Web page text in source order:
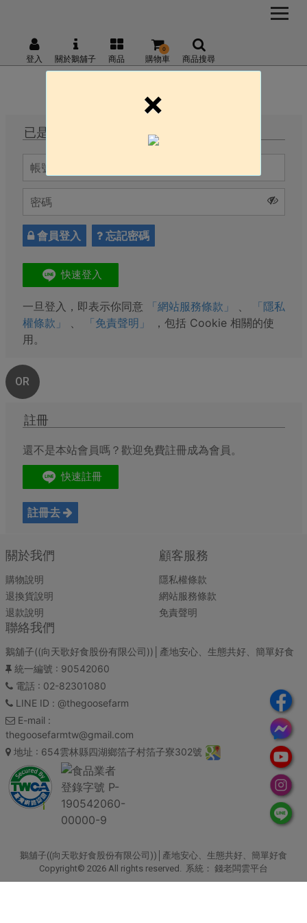
登入 關於鵝舖子 商品 購物車
0
商品搜尋
已是會員，直接登入
會員登入 忘記密碼
一旦登入，即表示你同意 「網站服務條款」
「隱私
權條款」
「免責聲明」
，包括 Cookie 相關的使
用。
OR
註冊
還不是本站會員嗎？歡迎免費註冊成為會員。
註冊去
關於我們
購物說明
退換貨說明
退款說明
顧客服務
隱私權條款
網站服務條款
免責聲明
聯絡我們
鵝舖子((向天歌好食股份有限公司))│產地安心、生態共好、簡單好食
統一編號 : 90542060
電話: 02-82301080
LINE ID : @thegoosefarm
E-mail :
thegoosefarmtw@gmail.com
地址 : 654雲林縣四湖鄉箔子村箔子寮302號
鵝舖子((向天歌好食股份有限公司))│產地安心、生態共好、簡單好食
Copyright© 2026 All rights reserved. 系統： 錢老闆雲平台
×